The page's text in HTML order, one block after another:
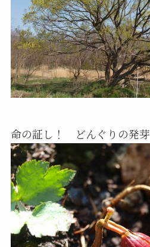
命の証し！ どんぐりの発芽